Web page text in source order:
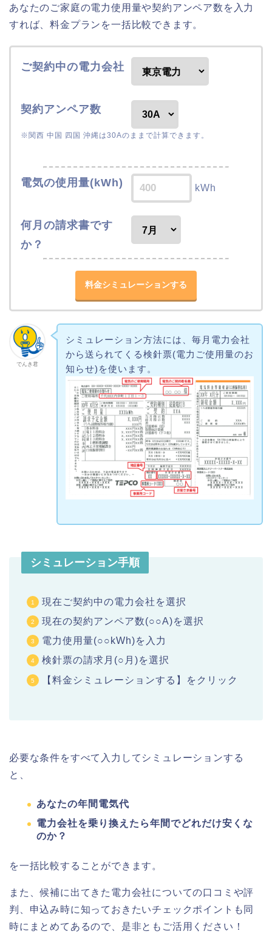
あなたのご家庭の電力使用量や契約アンペア数を入力
すれば、料金プランを一括比較できます。
ご契約中の電力会社
契約アンペア数
※関西 中国 四国 沖縄は30Aのままで計算できます。
電気の使用量(kWh) kWh
何月の請求書です
か？
でんき君
シミュレーション方法には、毎月電力会社
から送られてくる検針票(電力ご使用量のお
知らせ)を使います。
シミュレーション手順
現在ご契約中の電力会社を選択
現在の契約アンペア数(○○A)を選択
電力使用量(○○kWh)を入力
検針票の請求月(○月)を選択
【料金シミュレーションする】をクリック
必要な条件をすべて入力してシミュレーションする
と、
あなたの年間電気代
電力会社を乗り換えたら年間でどれだけ安くな
のか？
を一括比較することができます。
また、候補に出てきた電力会社についての口コミや評
判、申込み時に知っておきたいチェックポイントも同
時にまとめてあるので、是非ともご活用ください！